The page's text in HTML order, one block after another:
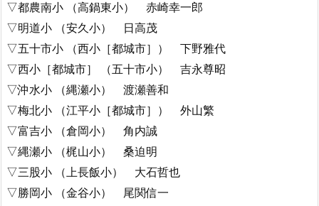
▽都農南小 （高鍋東小） 赤崎幸一郎
▽明道小 （安久小） 日高茂
▽五十市小 （西小［都城市］） 下野雅代
▽西小［都城市］ （五十市小） 吉永尊昭
▽沖水小 （縄瀬小） 渡瀬善和
▽梅北小 （江平小［都城市］） 外山繁
▽富吉小 （倉岡小） 角内誠
▽縄瀬小 （梶山小） 桑迫明
▽三股小 （上長飯小） 大石哲也
▽勝岡小 （金谷小） 尾関信一